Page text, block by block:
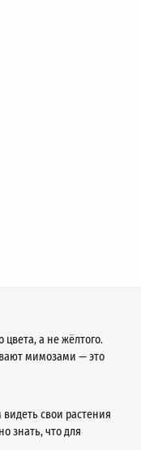
а не жёлтого.
мимозами — это
свои растения
знать, что для